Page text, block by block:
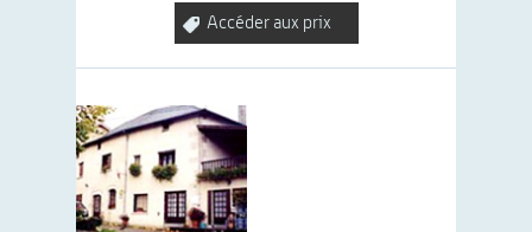
Accéder aux prix